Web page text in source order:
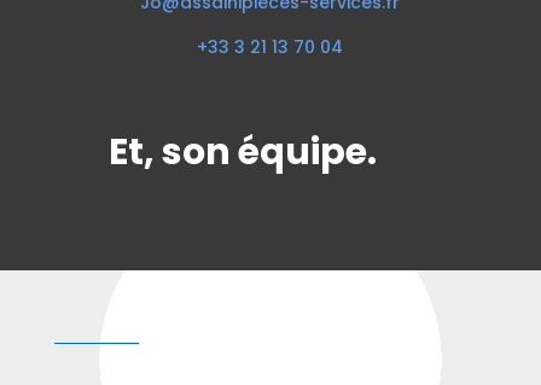
+33 3 21 13 70 04
Et, son équipe.